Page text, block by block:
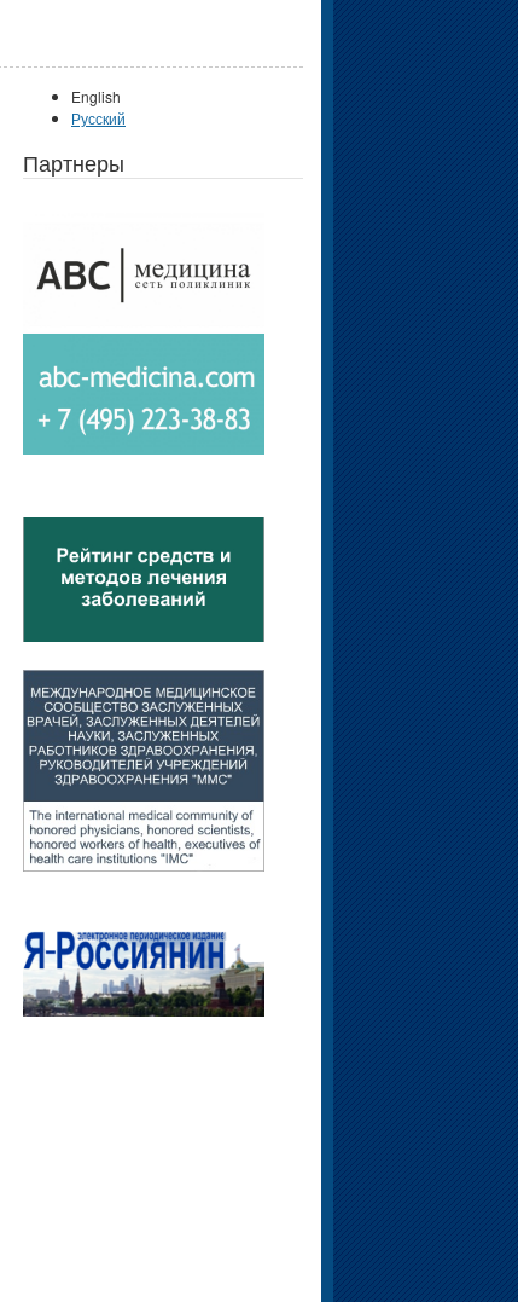
English
Русский
Партнеры